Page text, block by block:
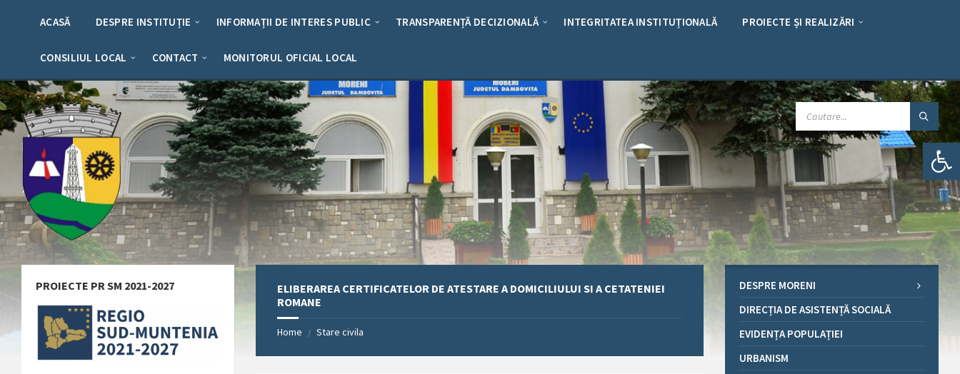
Deschide bara de unelte
ACASĂ DESPRE INSTITUȚIE INFORMAȚII DE INTERES PUBLIC TRANSPARENȚĂ DECIZIONALĂ INTEGRITATEA INSTITUȚIONALĂ PROIECTE ȘI REALIZĂRI
CONSILIUL LOCAL CONTACT MONITORUL OFICIAL LOCAL
CAUTARE:
ELIBERAREA CERTIFICATELOR DE ATESTARE A DOMICILIULUI SI A CETATENIEI
ROMANE
Home / Stare civila
PROIECTE PR SM 2021-2027
DESPRE MORENI
DIRECȚIA DE ASISTENȚĂ SOCIALĂ
EVIDENȚA POPULAȚIEI
URBANISM